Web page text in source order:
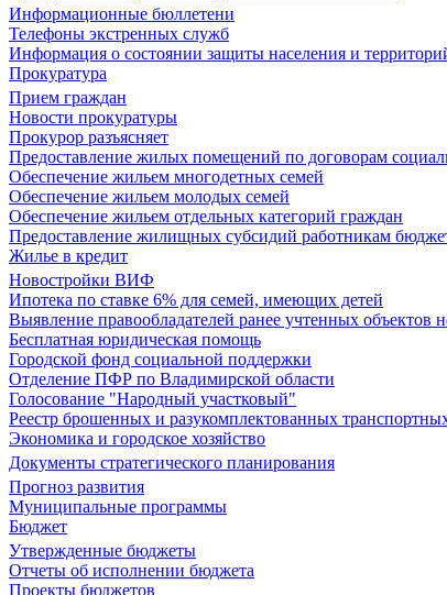
Информационные бюллетени
Телефоны экстренных служб
Информация о состоянии защиты населения и
Прокуратура
Прием граждан
Новости прокуратуры
Прокурор разъясняет
Предоставление жилых помещений по договорам
Обеспечение жильем многодетных семей
Обеспечение жильем молодых семей
Обеспечение жильем отдельных категорий граждан
Предоставление жилищных субсидий работникам
Жилье в кредит
Новостройки ВИФ
Ипотека по ставке 6% для семей, имеющих детей
Выявление правообладателей ранее учтенных объектов
Бесплатная юридическая помощь
Городской фонд социальной поддержки
Отделение ПФР по Владимирской области
Голосование "Народный участковый"
Реестр брошенных и разукомплектованных
Экономика и городское хозяйство
Документы стратегического планирования
Прогноз развития
Муниципальные программы
Бюджет
Утвержденные бюджеты
Отчеты об исполнении бюджета
Проекты бюджетов